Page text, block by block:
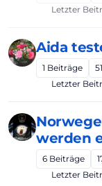
Letzter
Aida
1 Beiträge 51
Letzter
werden
6 Beiträge
Letzter